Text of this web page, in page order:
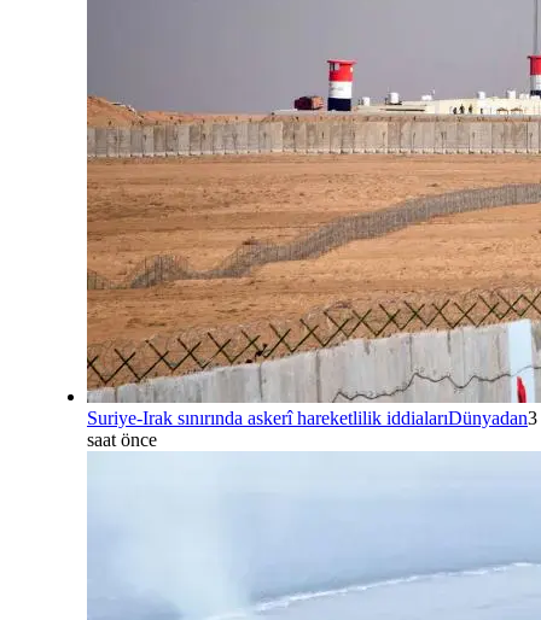
Suriye-Irak sınırında askerî hareketlilik iddialarıDünyadan3
saat önce